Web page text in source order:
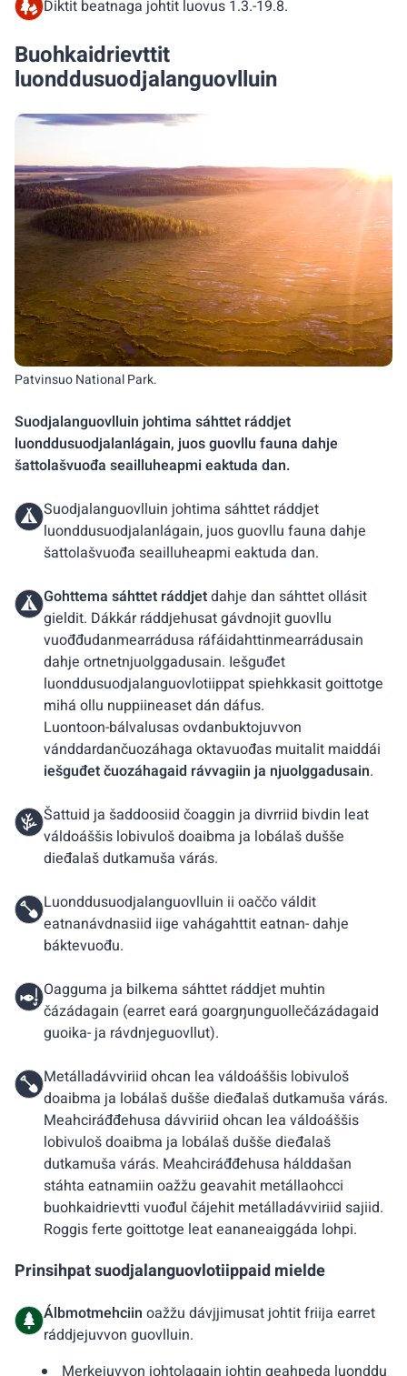
Diktit beatnaga johtit luovus 1.3.-19.8.
Buohkaidrievttit
luonddusuodjalanguovlluin
Suodjalanguovlluin johtima sáhttet ráddjet
luonddusuodjalanlágain, juos guovllu fauna dahje
šattolašvuođa seailluheapmi eaktuda dan.
Patvinsuo National Park.
Suodjalanguovlluin johtima sáhttet ráddjet
luonddusuodjalanlágain, juos guovllu fauna dahje
šattolašvuođa seailluheapmi eaktuda dan.
Gohttema sáhttet ráddjetdahje dan sáhttet ollásit
gieldit. Dákkár ráddjehusat gávdnojit guovllu
vuođđudanmearrádusa ráfáidahttinmearrádusain
dahje ortnetnjuolggadusain. Iešguđet
luonddusuodjalanguovlotiippat spiehkkasit goittotge
mihá ollu nuppiineaset dán dáfus.
Luontoon-bálvalusas ovdanbuktojuvvon
vánddardančuozáhaga oktavuođas muitalit maiddái
iešguđet čuozáhagaid rávvagiin ja njuolggadusain.
Šattuid ja šaddoosiid čoaggin ja divrriid bivdin leat
váldoáššis lobivuloš doaibma ja lobálaš dušše
dieđalaš dutkamuša várás.
Luonddusuodjalanguovlluin ii oaččo váldit
eatnanávdnasiid iige vahágahttit eatnan- dahje
báktevuođu.
Oagguma ja bilkema sáhttet ráddjet muhtin
čázádagain (earret eará goargŋunguollečázádagaid
guoika- ja rávdnjeguovllut).
Metálladávviriid ohcan lea váldoáššis lobivuloš
doaibma ja lobálaš dušše dieđalaš dutkamuša várás.
Meahciráđđehusa dávviriid ohcan lea váldoáššis
lobivuloš doaibma ja lobálaš dušše dieđalaš
dutkamuša várás. Meahciráđđehusa hálddašan
stáhta eatnamiin oažžu geavahit metállaohcci
buohkaidrievtti vuođul čájehit metálladávviriid sajiid.
Roggis ferte goittotge leat eananeaiggáda lohpi.
Prinsihpat suodjalanguovlotiippaid mielde
Álbmotmehciin oažžu dávjjimusat johtit friija earret
ráddjejuvvon guovlluin.
Merkejuvvon johtolagain johtin geahpeda luonddu